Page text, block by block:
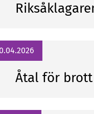
Åtal för